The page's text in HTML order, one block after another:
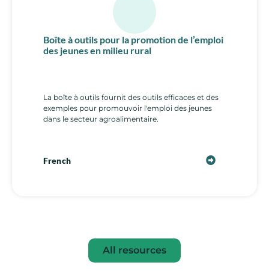
Boîte à outils pour la promotion de l’emploi
des jeunes en milieu rural
La boîte à outils fournit des outils efficaces et des
exemples pour promouvoir l'emploi des jeunes
dans le secteur agroalimentaire.
French
All resources